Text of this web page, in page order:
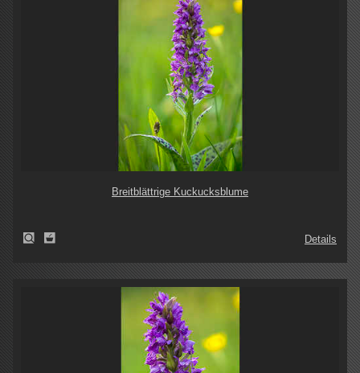
Breitblättrige Kuckucksblume
Details